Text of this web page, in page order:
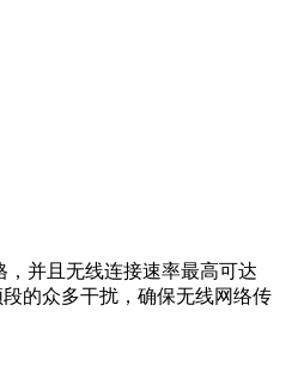
，并且无线连接速率最高可达
的众多干扰，确保无线网络传